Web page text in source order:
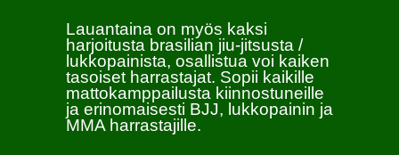
Lauantaina on myös kaksi
harjoitusta brasilian jiu-jitsusta /
lukkopainista, osallistua voi kaiken
tasoiset harrastajat. Sopii kaikille
mattokamppailusta kiinnostuneille
ja erinomaisesti BJJ, lukkopainin ja
MMA harrastajille.